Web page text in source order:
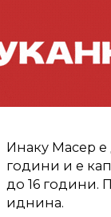
Инаку Масер
години и е
до 16 години.
иднина.